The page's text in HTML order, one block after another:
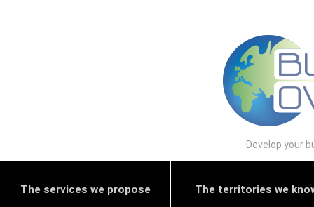
Develop your
The services we propose The territories we